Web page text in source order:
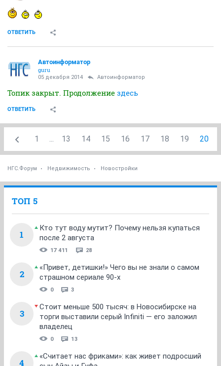
ОТВЕТИТЬ
Автоинформатор
guru
05 декабря 2014 Автоинформатор
Топик закрыт. Продолжение здесь
ОТВЕТИТЬ
1 ... 13 14 15 16 17 18 19 20
НГС.Форум Недвижимость Новостройки
ТОП 5
1
Кто тут воду мутит? Почему нельзя купаться
после 2 августа
17 411 28
2
«Привет, детишки!» Чего вы не знали о самом
страшном сериале 90-х
0 3
3
Стоит меньше 500 тысяч: в Новосибирске на
торги выставили серый Infiniti — его заложил
владелец
0 13
4
«Считает нас фриками»: как живет подросший